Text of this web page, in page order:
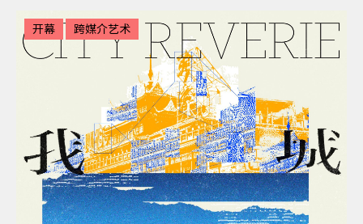
开幕 跨媒介艺术